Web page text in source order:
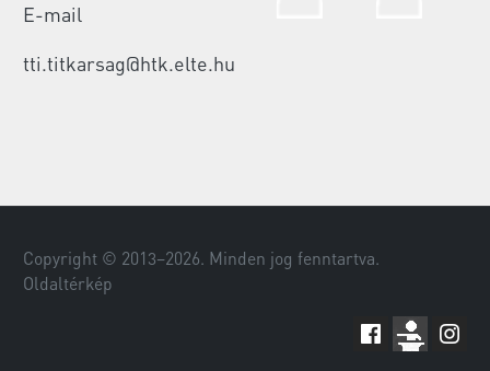
E-mail
tti.titkarsag@htk.elte.hu
Copyright © 2013–2026. Minden jog fenntartva.
Oldaltérkép